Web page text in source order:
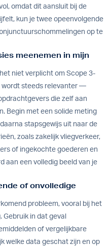
omdat dit aansluit bij de
kun je twee opeenvolgende
op te
meenemen in mijn
niet verplicht om Scope 3-
wordt steeds relevanter —
die zelf aan
Begin met een solide meting
stapsgewijs uit naar de
zoals zakelijk vliegverkeer,
of ingekochte goederen en
aan een volledig beeld van je
of onvolledige
probleem, vooral bij het
in dat geval
of vergelijkbare
welke data geschat zijn en op